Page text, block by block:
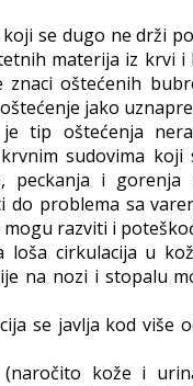
se dugo ne drži
materija iz krvi
znaci oštećenih
jako
tip oštećenja
sudovima
peckanja i
problema sa
razviti i
loša cirkulacija u
na nozi i stopalu
se javlja kod više
(naročito kože i